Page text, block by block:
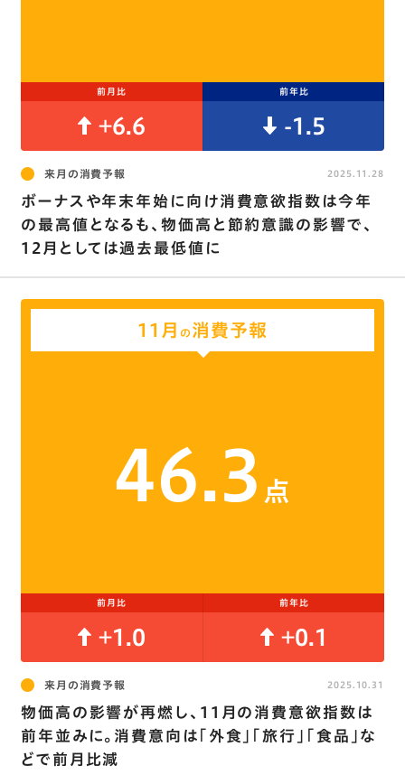
前月比 前年比
+6.6 -1.5
来月の消費予報
ボーナスや年末年始に向け消費意欲指数は今年
の最高値となるも、物価高と節約意識の影響で､
12月としては過去最低値に
2025.11.28
11月の消費予報
46.3 点
前月比 前年比
+1.0 +0.1
来月の消費予報
物価高の影響が再燃し､11月の消費意欲指数は
前年並みに。消費意向は｢外食｣｢旅行｣｢食品｣な
どで前月比減
2025.10.31